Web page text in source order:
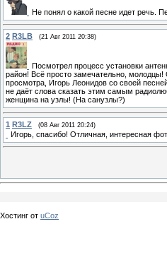
Не понял о какой песне идет речь.
2 R3LB (21 Авг 2011 20:38)
Посмотрел процесс установки
район! Всё просто замечательно, молодцы!
просмотра, Игорь Леонидов со своей
не даёт слова сказать этим самым
женщина на узлы! (На санузлы?)
1 R3LZ (08 Авг 2011 20:24)
Игорь, спасибо! Отличная, интересная
Хостинг от uCoz